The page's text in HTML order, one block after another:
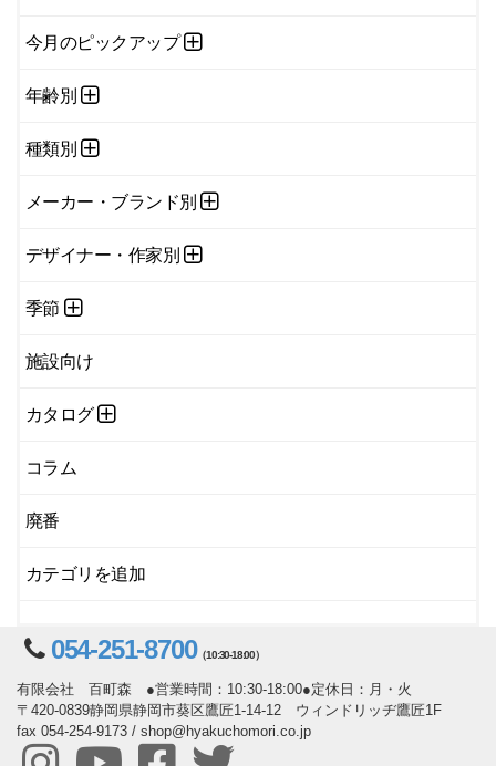
今月のピックアップ
年齢別
種類別
メーカー・ブランド別
デザイナー・作家別
季節
施設向け
カタログ
コラム
廃番
カテゴリを追加
054-251-8700（10:30-18:00）
有限会社 百町森 ●営業時間：10:30-18:00●定休日：月・火
〒420-0839静岡県静岡市葵区鷹匠1-14-12 ウィンドリッヂ鷹匠1F
fax 054-254-9173 / shop@hyakuchomori.co.jp